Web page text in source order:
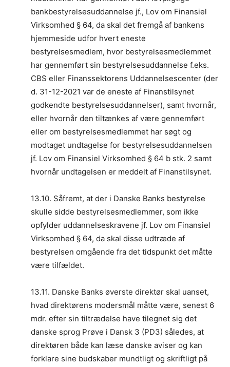
bankbestyrelsesuddannelse jf., Lov om Finansiel
Virksomhed § 64, da skal det fremgå af bankens
hjemmeside udfor hvert eneste
bestyrelsesmedlem, hvor bestyrelsesmedlemmet
har gennemført sin bestyrelsesuddannelse f.eks.
CBS eller Finanssektorens Uddannelsescenter (der
d. 31-12-2021 var de eneste af Finanstilsynet
godkendte bestyrelsesuddannelser), samt hvornår,
eller hvornår den tiltænkes af være gennemført
eller om bestyrelsesmedlemmet har søgt og
modtaget undtagelse for bestyrelsesuddannelsen
jf. Lov om Finansiel Virksomhed § 64 b stk. 2 samt
hvornår undtagelsen er meddelt af Finanstilsynet.
13.10. Såfremt, at der i Danske Banks bestyrelse
skulle sidde bestyrelsesmedlemmer, som ikke
opfylder uddannelseskravene jf. Lov om Finansiel
Virksomhed § 64, da skal disse udtræde af
bestyrelsen omgående fra det tidspunkt det måtte
være tilfældet.
13.11. Danske Banks øverste direktør skal uanset,
hvad direktørens modersmål måtte være, senest 6
mdr. efter sin tiltrædelse have tilegnet sig det
danske sprog Prøve i Dansk 3 (PD3) således, at
direktøren både kan læse danske aviser og kan
forklare sine budskaber mundtligt og skriftligt på